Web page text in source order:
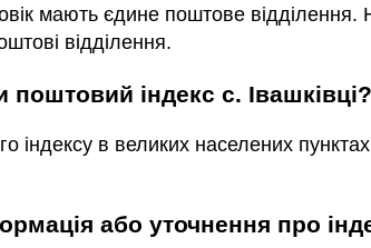
мають єдине поштове відділення.
відділення.
поштовий індекс с. Івашківці?
індексу в великих населених